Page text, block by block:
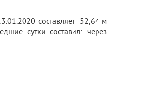
составляет 52,64 м
сутки составил: через